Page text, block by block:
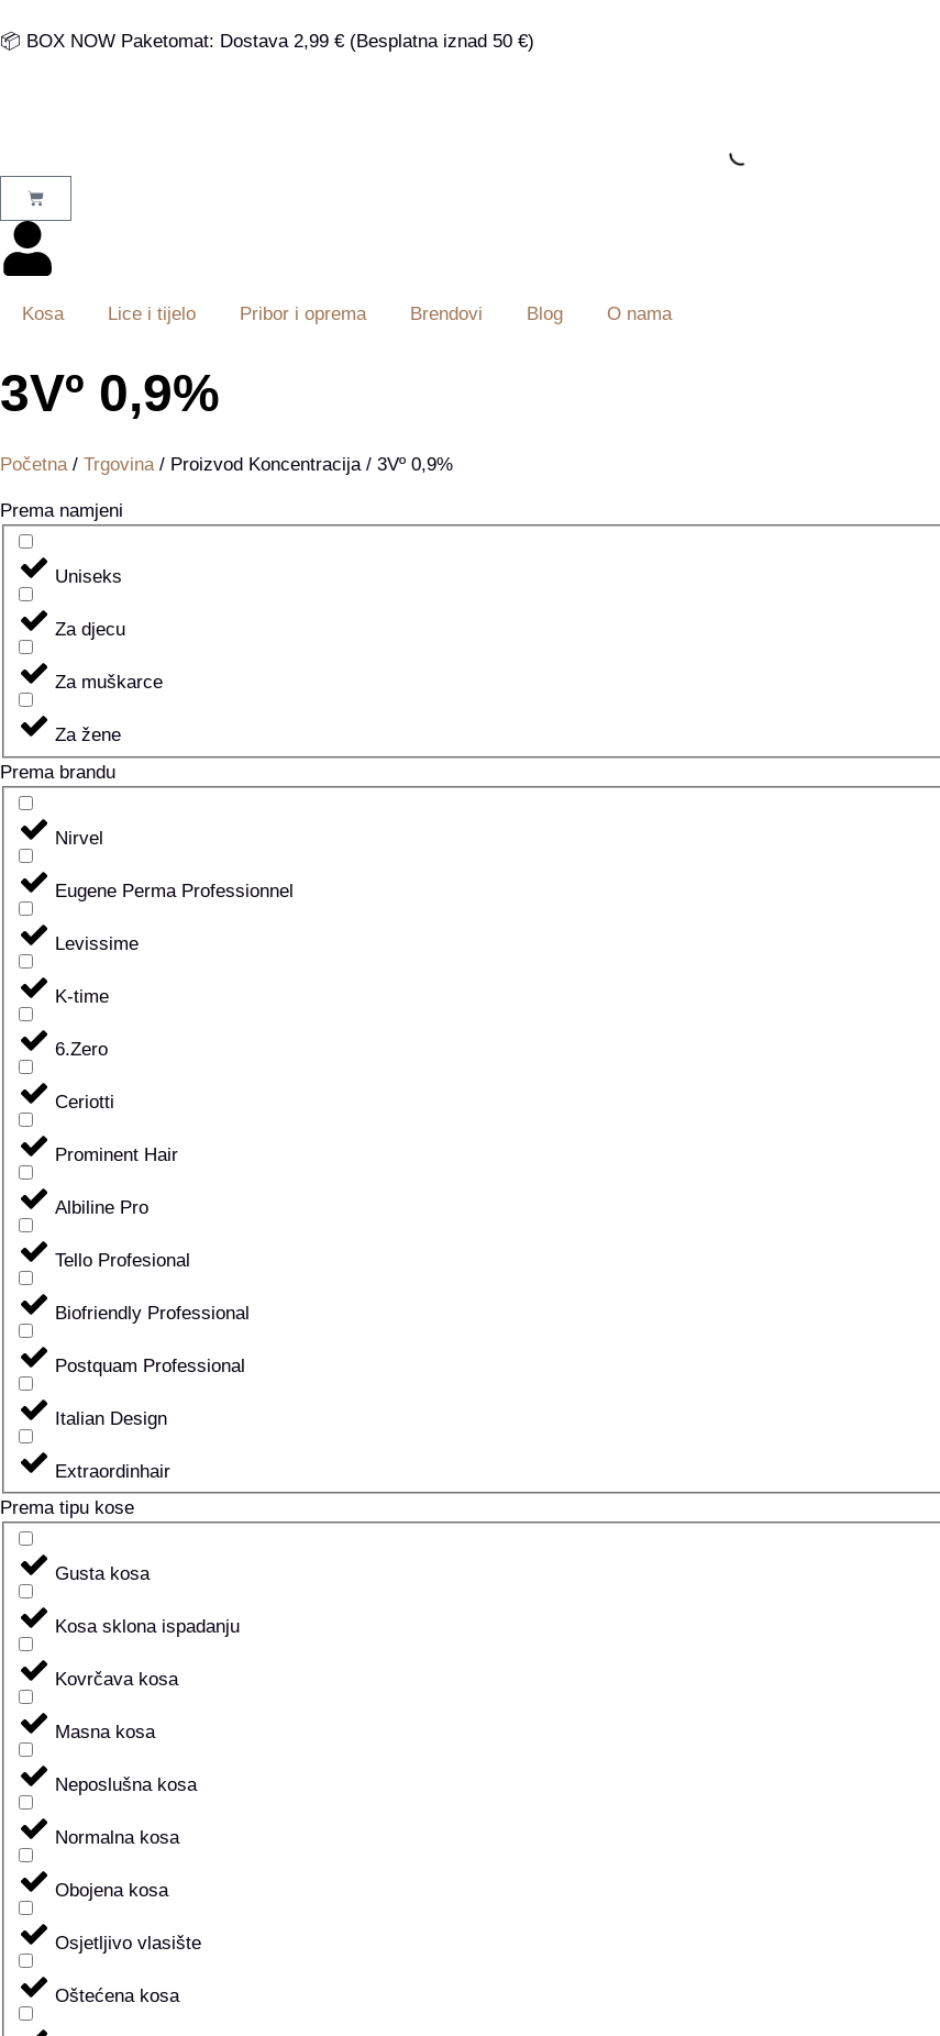
📦 BOX NOW Paketomat: Dostava 2,99 € (Besplatna iznad 50 €)
Kosa Lice i tijelo Pribor i oprema Brendovi Blog O nama
3Vº 0,9%
Početna/ Trgovina/ Proizvod Koncentracija / 3Vº 0,9%
Prema namjeni
Uniseks
Za djecu
Za muškarce
Za žene
Prema brandu
Nirvel
Eugene Perma Professionnel
Levissime
K-time
6.Zero
Ceriotti
Prominent Hair
Albiline Pro
Tello Profesional
Biofriendly Professional
Postquam Professional
Italian Design
Extraordinhair
Prema tipu kose
Gusta kosa
Kosa sklona ispadanju
Kovrčava kosa
Masna kosa
Neposlušna kosa
Normalna kosa
Obojena kosa
Osjetljivo vlasište
Oštećena kosa